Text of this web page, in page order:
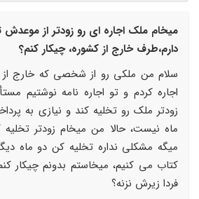
میخام ملک اجاره ای رو زودتر از
دارم،طرف خارج از کشوره، چیکار کنم؟
سلام من ملکی رو از شخصی که خارج
اجاره کردم و تو اجاره نامه نوشتیم
زودتر ملک رو تخلیه کند و نیازی به
ماه نیست، حالا من میخام زودتر
میگه مشکلی نداره تخلیه کن دو ماه
کتاب می کنیم، میخاستم بدونم چیکار
فردا زیرش نزنه؟